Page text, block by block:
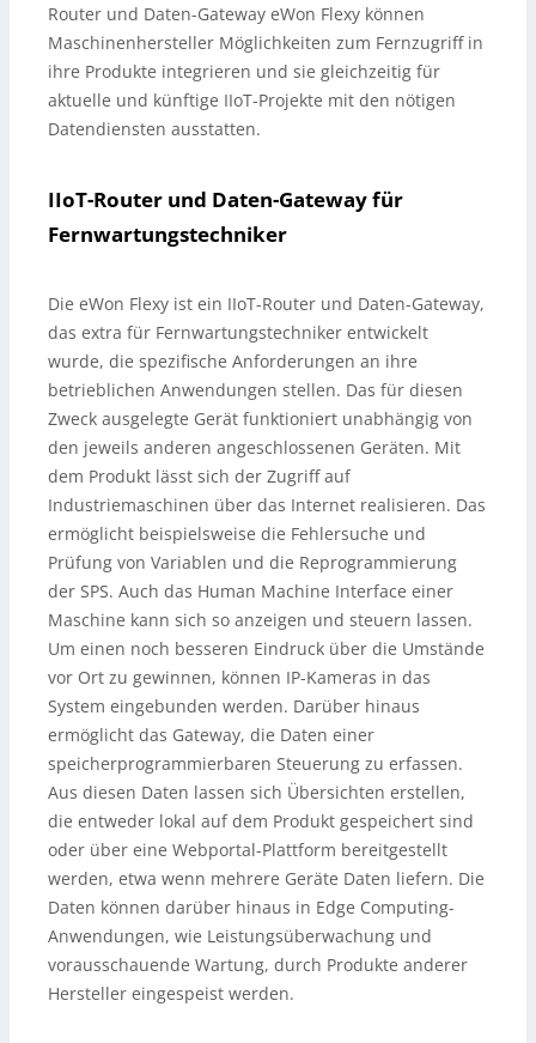
Router und Daten-Gateway eWon Flexy können
Maschinenhersteller Möglichkeiten zum Fernzugriff in
ihre Produkte integrieren und sie gleichzeitig für
aktuelle und künftige IIoT-Projekte mit den nötigen
Datendiensten ausstatten.
IIoT-Router und Daten-Gateway für
Fernwartungstechniker
Die eWon Flexy ist ein IIoT-Router und Daten-Gateway,
das extra für Fernwartungstechniker entwickelt
wurde, die spezifische Anforderungen an ihre
betrieblichen Anwendungen stellen. Das für diesen
Zweck ausgelegte Gerät funktioniert unabhängig von
den jeweils anderen angeschlossenen Geräten. Mit
dem Produkt lässt sich der Zugriff auf
Industriemaschinen über das Internet realisieren. Das
ermöglicht beispielsweise die Fehlersuche und
Prüfung von Variablen und die Reprogrammierung
der SPS. Auch das Human Machine Interface einer
Maschine kann sich so anzeigen und steuern lassen.
Um einen noch besseren Eindruck über die Umstände
vor Ort zu gewinnen, können IP-Kameras in das
System eingebunden werden. Darüber hinaus
ermöglicht das Gateway, die Daten einer
speicherprogrammierbaren Steuerung zu erfassen.
Aus diesen Daten lassen sich Übersichten erstellen,
die entweder lokal auf dem Produkt gespeichert sind
oder über eine Webportal-Plattform bereitgestellt
werden, etwa wenn mehrere Geräte Daten liefern. Die
Daten können darüber hinaus in Edge Computing-
Anwendungen, wie Leistungsüberwachung und
vorausschauende Wartung, durch Produkte anderer
Hersteller eingespeist werden.